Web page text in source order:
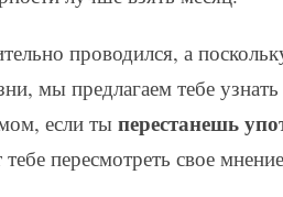
проводился, а
мы предлагаем тебе
если тыперестанешь
пересмотреть свое